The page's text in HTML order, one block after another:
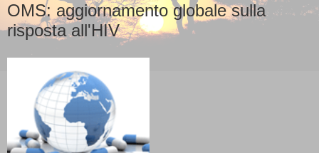
OMS: aggiornamento globale sulla
risposta all'HIV